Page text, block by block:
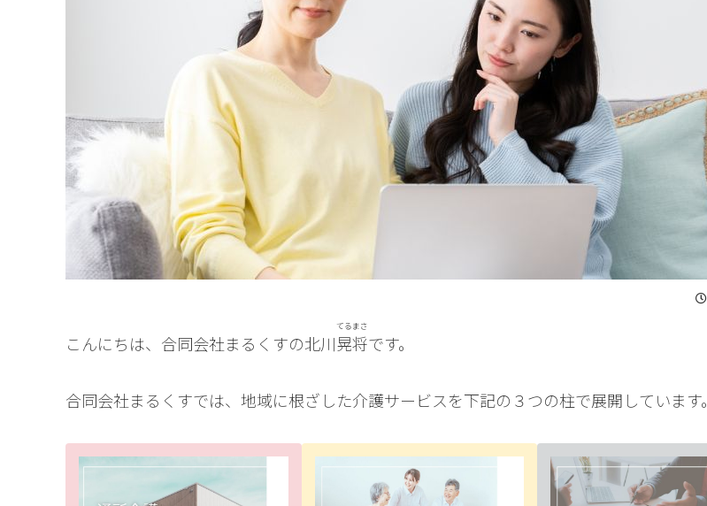
こんにちは、合同会社まるくすの北川晃将
てるまさ
です。
合同会社まるくすでは、地域に根ざした介護サービスを下記の３つの柱で展開しています。